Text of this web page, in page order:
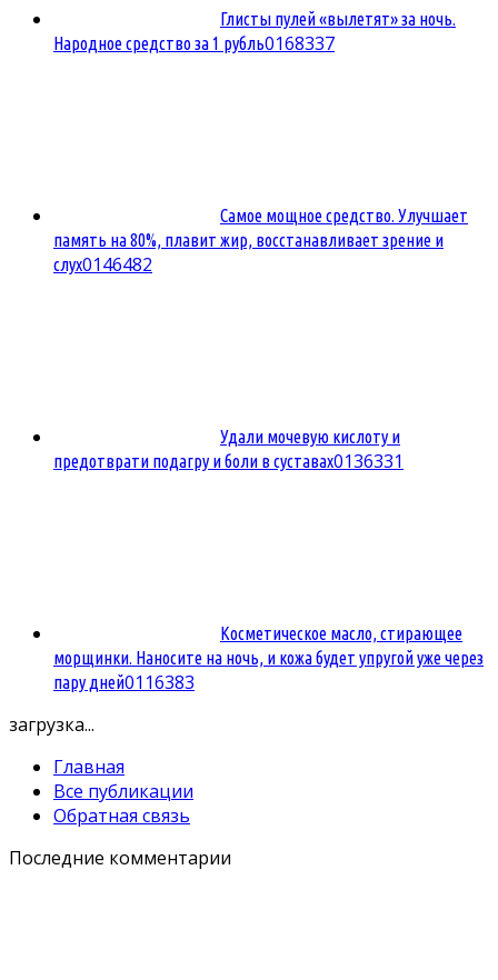
Глисты пулей «вылетят» за ночь.
Народное средство за 1 рубль0168337
Самое мощное средство. Улучшает
память на 80%, плавит жир, восстанавливает зрение и
слух0146482
Удали мочевую кислоту и
предотврати подагру и боли в суставах0136331
Косметическое масло, стирающее
морщинки. Наносите на ночь, и кожа будет упругой уже через
пару дней0116383
загрузка...
Главная
Все публикации
Обратная связь
Последние комментарии